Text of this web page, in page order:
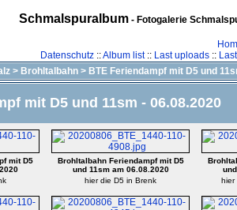
Schmalspuralbum- Fotogalerie
Datenschutz::Album list:: Last uploads::
> Brohltalbahn > BTE Feriendampf mit D5 und
mit D5 und 11sm - 06.08.2020
mit D5
Brohltalbahn Feriendampf mit D5
und 11sm am 06.08.2020
hier die D5 in Brenk
hier